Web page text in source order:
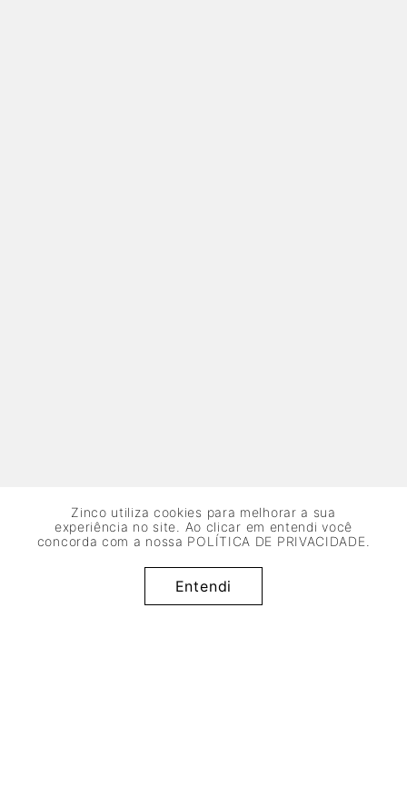
Zinco utiliza cookies para melhorar a sua
experiência no site. Ao clicar em entendi você
concorda com a nossa POLÍTICA DE PRIVACIDADE
Entendi